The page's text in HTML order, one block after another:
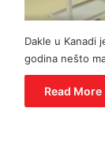
Dakle u Kanadi
godina nešto
Read More